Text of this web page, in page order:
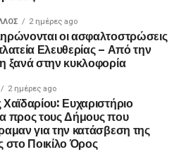
2 ημέρες ago
οι ασφαλτοστρώσεις
Ελευθερίας – Από την
ξανά στην κυκλοφορία
2 ημέρες ago
Ευχαριστήριο
προς τους Δήμους που
για την κατάσβεση της
στο Ποικίλο Όρος